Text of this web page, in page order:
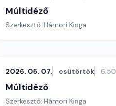
Múltidéző
Szerkesztő: Hámori Kinga
2026. 05. 07. csütörtök 6:50
Múltidéző
Szerkesztő: Hámori Kinga